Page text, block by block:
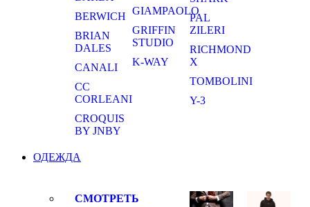
BERWICH
BRIAN
DALES
CANALI
CC
CORLEANI
CROQUIS
BY JNBY
GIAMPAOLO
GRIFFIN
STUDIO
K-WAY
PAL
ZILERI
RICHMOND
X
TOMBOLINI
Y-3
ОДЕЖДА
СМОТРЕТЬ